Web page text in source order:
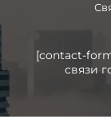
[contact-
связи